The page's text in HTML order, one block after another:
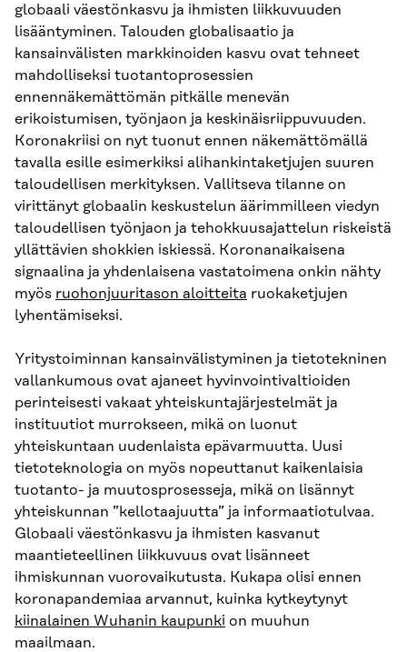
globaali väestönkasvu ja ihmisten liikkuvuuden
lisääntyminen. Talouden globalisaatio ja
kansainvälisten markkinoiden kasvu ovat tehneet
mahdolliseksi tuotantoprosessien
ennennäkemättömän pitkälle menevän
erikoistumisen, työnjaon ja keskinäisriippuvuuden.
Koronakriisi on nyt tuonut ennen näkemättömällä
tavalla esille esimerkiksi alihankintaketjujen suuren
taloudellisen merkityksen. Vallitseva tilanne on
virittänyt globaalin keskustelun äärimmilleen viedyn
taloudellisen työnjaon ja tehokkuusajattelun riskeistä
yllättävien shokkien iskiessä. Koronanaikaisena
signaalina ja yhdenlaisena vastatoimena onkin nähty
myös ruohonjuuritason aloitteita ruokaketjujen
lyhentämiseksi.
Yritystoiminnan kansainvälistyminen ja tietotekninen
vallankumous ovat ajaneet hyvinvointivaltioiden
perinteisesti vakaat yhteiskuntajärjestelmät ja
instituutiot murrokseen, mikä on luonut
yhteiskuntaan uudenlaista epävarmuutta. Uusi
tietoteknologia on myös nopeuttanut kaikenlaisia
tuotanto- ja muutosprosesseja, mikä on lisännyt
yhteiskunnan ”kellotaajuutta” ja informaatiotulvaa.
Globaali väestönkasvu ja ihmisten kasvanut
maantieteellinen liikkuvuus ovat lisänneet
ihmiskunnan vuorovaikutusta. Kukapa olisi ennen
koronapandemiaa arvannut, kuinka kytkeytynyt
kiinalainen Wuhanin kaupunki on muuhun
maailmaan.